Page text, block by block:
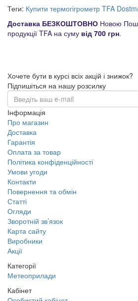
Теги: Купити термогігрометр TFA
Доставка БЕЗКОШТОВНО Новою
продукції TFA на суму від 700 грн.
Хочете бути в курсі всіх акцій і знижок?
Підпишіться на нашу розсилку
Інформація
Про магазин
Доставка
Гарантія
Оплата за товар
Політика конфіденційності
Умови угоди
Контакти
Повернення та обмін
Статті
Огляди
Зворотній зв’язок
Карта сайту
Виробники
Акції
Категорії
Метеоприлади
Кабінет